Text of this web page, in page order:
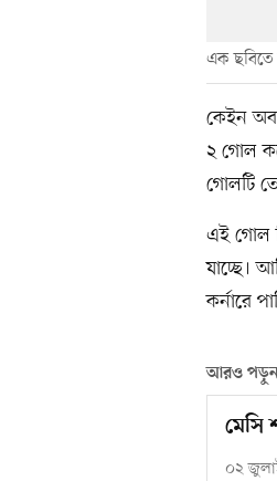
এক ছবিতে
কেইন
২ গোল
গোলটি
এই গোল
যাচ্ছে।
কর্নারে
আরও
মেসি
০২